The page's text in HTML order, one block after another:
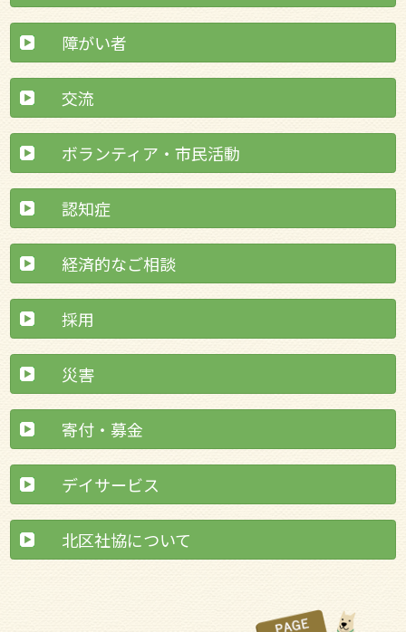
障がい者
交流
ボランティア・市民活動
認知症
経済的なご相談
採用
災害
寄付・募金
デイサービス
北区社協について